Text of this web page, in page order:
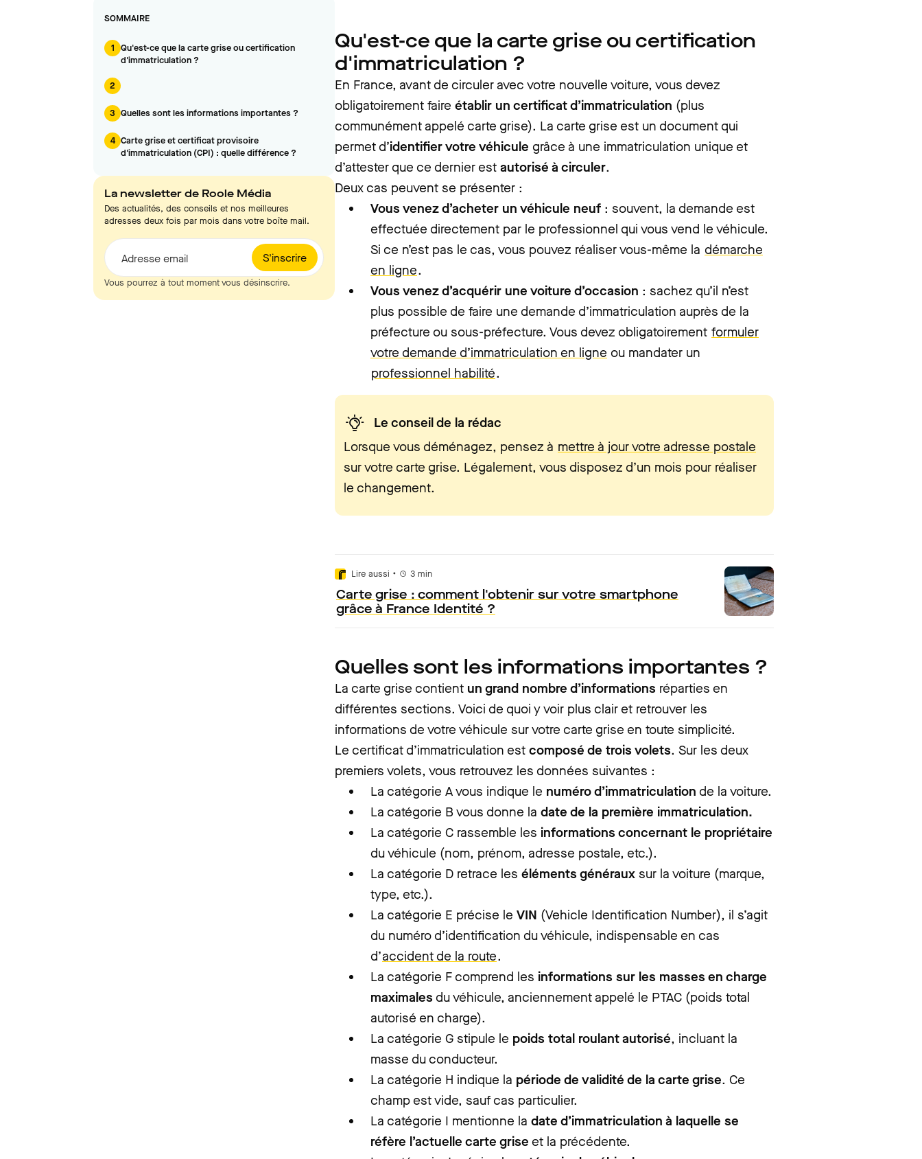
SOMMAIRE
1 Qu'est-ce que la carte grise ou certification
d'immatriculation ?
2
3 Quelles sont les informations importantes ?
4 Carte grise et certificat provisoire
d'immatriculation (CPI) : quelle différence ?
La newsletter de Roole Média
Des actualités, des conseils et nos meilleures
adresses deux fois par mois dans votre boîte mail.
S'inscrire
Adresse email
Vous pourrez à tout moment vous désinscrire.
Qu'est-ce que la carte grise ou certification
d'immatriculation ?
En France, avant de circuler avec votre nouvelle voiture, vous devez
obligatoirement faire établir un certificat d’immatriculation (plus
communément appelé carte grise). La carte grise est un document qui
permet d’identifier votre véhicule grâce à une immatriculation unique et
d’attester que ce dernier est autorisé à circuler.
Deux cas peuvent se présenter :
Vous venez d’acheter un véhicule neuf : souvent, la demande est
effectuée directement par le professionnel qui vous vend le véhicule.
Si ce n’est pas le cas, vous pouvez réaliser vous-même la démarche
en ligne.
Vous venez d’acquérir une voiture d’occasion : sachez qu’il n’est
plus possible de faire une demande d’immatriculation auprès de la
préfecture ou sous-préfecture. Vous devez obligatoirement formuler
votre demande d’immatriculation en ligne ou mandater un
professionnel habilité.
Le conseil de la rédac
Lorsque vous déménagez, pensez à mettre à jour votre adresse postale
sur votre carte grise. Légalement, vous disposez d’un mois pour réaliser
le changement.
Lire aussi • 3 min
Carte grise : comment l'obtenir sur votre smartphone
grâce à France Identité ?
Quelles sont les informations importantes ?
La carte grise contient un grand nombre d’informations réparties en
différentes sections. Voici de quoi y voir plus clair et retrouver les
informations de votre véhicule sur votre carte grise en toute simplicité.
Le certificat d’immatriculation est composé de trois volets. Sur les deux
premiers volets, vous retrouvez les données suivantes :
La catégorie A vous indique le numéro d’immatriculation de la voiture.
La catégorie B vous donne la date de la première immatriculation.
La catégorie C rassemble les informations concernant le propriétaire
du véhicule (nom, prénom, adresse postale, etc.).
La catégorie D retrace les éléments généraux sur la voiture (marque,
type, etc.).
La catégorie E précise le VIN (Vehicle Identification Number), il s’agit
du numéro d’identification du véhicule, indispensable en cas
d’accident de la route.
La catégorie F comprend les informations sur les masses en charge
maximales du véhicule, anciennement appelé le PTAC (poids total
autorisé en charge).
La catégorie G stipule le poids total roulant autorisé, incluant la
masse du conducteur.
La catégorie H indique la période de validité de la carte grise. Ce
champ est vide, sauf cas particulier.
La catégorie I mentionne la date d’immatriculation à laquelle se
réfère l’actuelle carte grise et la précédente.